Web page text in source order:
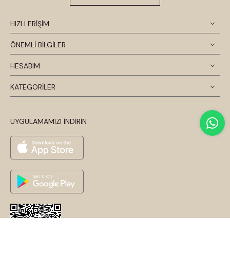
HIZLI ERİŞİM
ÖNEMLİ BİLGİLER
HESABIM
KATEGORİLER
UYGULAMAMIZI İNDİRİN